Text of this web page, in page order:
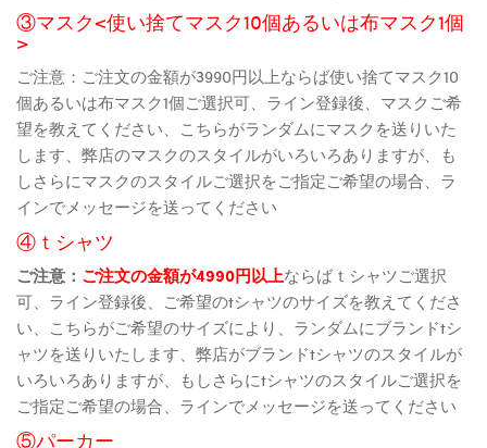
③マスク<使い捨てマスク10個あるいは布マスク1個
>
ご注意：ご注文の金額が3990円以上ならば使い捨てマスク10
個あるいは布マスク1個ご選択可、ライン登録後、マスクご希
望を教えてください、こちらがランダムにマスクを送りいた
します、弊店のマスクのスタイルがいろいろありますが、も
しさらにマスクのスタイルご選択をご指定ご希望の場合、ラ
インでメッセージを送ってください
④ｔシャツ
ご注意： ご注文の金額が4990円以上ならばｔシャツご選択
可、ライン登録後、ご希望のtシャツのサイズを教えてくださ
い、こちらがご希望のサイズにより、ランダムにブランドtシ
ャツを送りいたします、弊店がブランドtシャツのスタイルが
いろいろありますが、もしさらにtシャツのスタイルご選択を
ご指定ご希望の場合、ラインでメッセージを送ってください
⑤パーカー